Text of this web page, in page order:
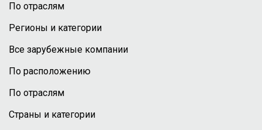
По отраслям
Регионы и категории
Все зарубежные компании
По расположению
По отраслям
Страны и категории